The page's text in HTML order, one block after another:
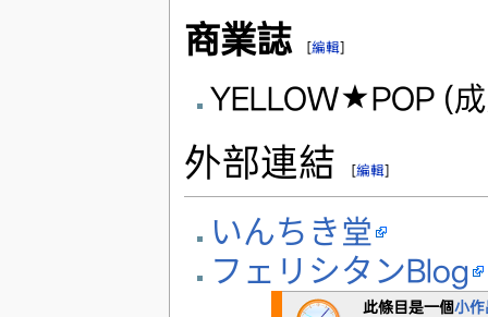
商業誌 [編輯]
YELLOW★POP (
外部連結 [編輯]
いんちき堂
フェリシタンBlog
此條目是一個小作